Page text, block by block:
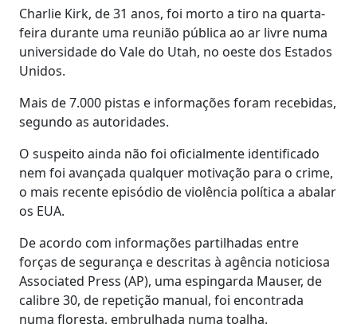
Charlie Kirk, de 31 anos, foi morto a tiro na quarta-
feira durante uma reunião pública ao ar livre numa
universidade do Vale do Utah, no oeste dos Estados
Unidos.
Mais de 7.000 pistas e informações foram recebidas,
segundo as autoridades.
O suspeito ainda não foi oficialmente identificado
nem foi avançada qualquer motivação para o crime,
o mais recente episódio de violência política a abalar
os EUA.
De acordo com informações partilhadas entre
forças de segurança e descritas à agência noticiosa
Associated Press (AP), uma espingarda Mauser, de
calibre 30, de repetição manual, foi encontrada
numa floresta, embrulhada numa toalha.